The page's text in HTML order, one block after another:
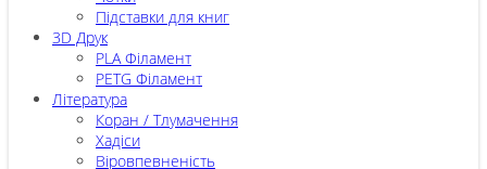
Підставки для книг
3D Друк
PLA Філамент
PETG Філамент
Література
Коран / Тлумачення
Хадіси
Віровпевненість